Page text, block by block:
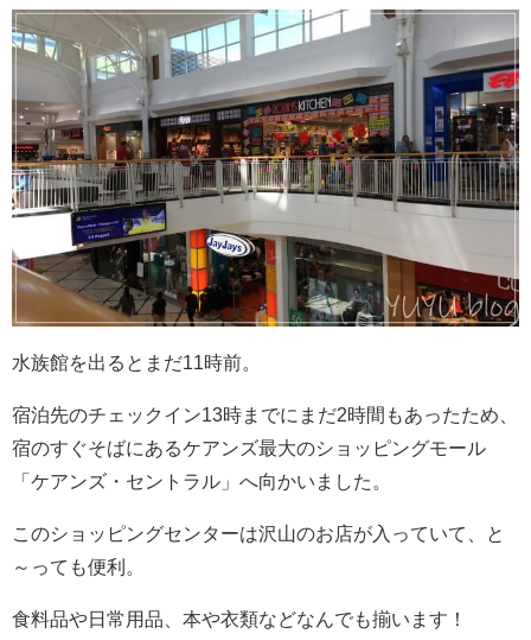
水族館を出るとまだ11時前。
宿泊先のチェックイン13時までにまだ2時間もあったため、
宿のすぐそばにあるケアンズ最大のショッピングモール
「ケアンズ・セントラル」へ向かいました。
このショッピングセンターは沢山のお店が入っていて、と
～っても便利。
食料品や日常用品、本や衣類などなんでも揃います！